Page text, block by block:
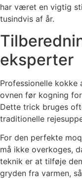
har været en vigtig
tusindvis af år.
eksperter
Professionelle kokke
ovnen før kogning
Dette trick bruges
traditionelle
For den perfekte
må ikke overkoges,
teknik er at tilføje
gryden fra varmen,